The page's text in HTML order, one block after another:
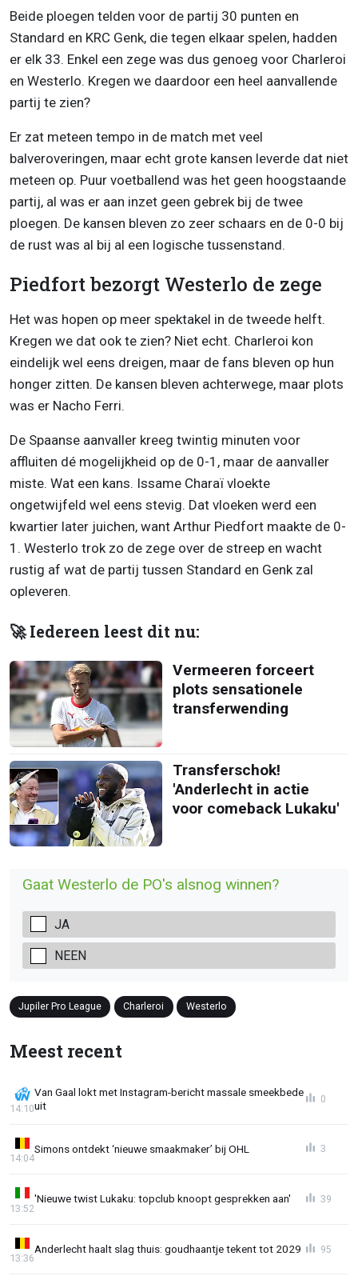
Beide ploegen telden voor de partij 30 punten en
Standard en KRC Genk, die tegen elkaar spelen, hadden
er elk 33. Enkel een zege was dus genoeg voor Charleroi
en Westerlo. Kregen we daardoor een heel aanvallende
partij te zien?
Er zat meteen tempo in de match met veel
balveroveringen, maar echt grote kansen leverde dat niet
meteen op. Puur voetballend was het geen hoogstaande
partij, al was er aan inzet geen gebrek bij de twee
ploegen. De kansen bleven zo zeer schaars en de 0-0 bij
de rust was al bij al een logische tussenstand.
Piedfort bezorgt Westerlo de zege
Het was hopen op meer spektakel in de tweede helft.
Kregen we dat ook te zien? Niet echt. Charleroi kon
eindelijk wel eens dreigen, maar de fans bleven op hun
honger zitten. De kansen bleven achterwege, maar plots
was er Nacho Ferri.
De Spaanse aanvaller kreeg twintig minuten voor
affluiten dé mogelijkheid op de 0-1, maar de aanvaller
miste. Wat een kans. Issame Charaï vloekte
ongetwijfeld wel eens stevig. Dat vloeken werd een
kwartier later juichen, want Arthur Piedfort maakte de 0-
1. Westerlo trok zo de zege over de streep en wacht
rustig af wat de partij tussen Standard en Genk zal
opleveren.
🚀 Iedereen leest dit nu:
Vermeeren forceert
plots sensationele
transferwending
Transferschok!
'Anderlecht in actie
voor comeback Lukaku'
Gaat Westerlo de PO's alsnog winnen?
JA
NEEN
Jupiler Pro League Charleroi Westerlo
Meest recent
Van Gaal lokt met Instagram-bericht massale smeekbede
uit
14:10
0
Simons ontdekt ‘nieuwe smaakmaker’ bij OHL
14:04
3
'Nieuwe twist Lukaku: topclub knoopt gesprekken aan'
13:52
39
Anderlecht haalt slag thuis: goudhaantje tekent tot 2029
13:36
95